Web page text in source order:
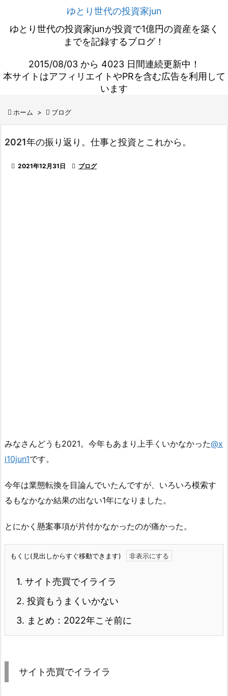
ゆとり世代の投資家jun
ゆとり世代の投資家junが投資で1億円の資産を築く
までを記録するブログ！
2015/08/03 から 4023 日間連続更新中！
本サイトはアフィリエイトやPRを含む広告を利用して
います
 ホーム >  ブログ
2021年の振り返り。仕事と投資とこれから。
 2021年12月31日  ブログ
みなさんどうも2021。今年もあまり上手くいかなかった@x
i10jun1です。
今年は業態転換を目論んでいたんですが、いろいろ模索す
るもなかなか結果の出ない1年になりました。
とにかく懸案事項が片付かなかったのが痛かった。
もくじ(見出しからすぐ移動できます)
1. サイト売買でイライラ
2. 投資もうまくいかない
3. まとめ：2022年こそ前に
サイト売買でイライラ